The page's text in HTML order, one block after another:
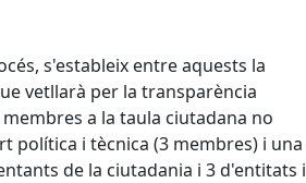
s'estableix entre aquests la
vetllarà per la transparència
a la taula ciutadana no
política i tècnica (3 membres) i una
de la ciutadania i 3 d'entitats i